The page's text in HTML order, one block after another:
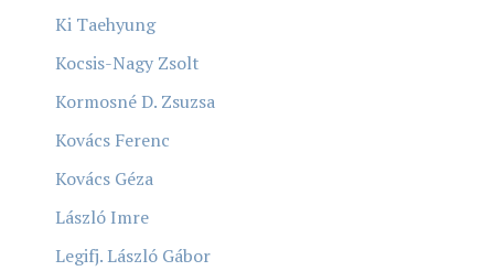
Ki Taehyung
Kocsis-Nagy Zsolt
Kormosné D. Zsuzsa
Kovács Ferenc
Kovács Géza
László Imre
Legifj. László Gábor